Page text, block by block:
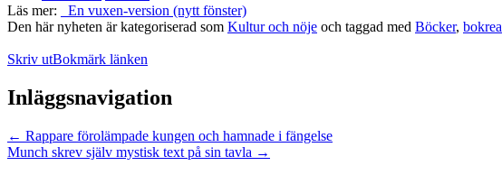
Läs mer:
En vuxen-version (nytt fönster)
Den här nyheten är kategoriserad som Kultur och nöje och taggad med Böcker, bokrea
Skriv utBokmärk länken
Inläggsnavigation
← Rappare förolämpade kungen och hamnade i fängelse
Munch skrev själv mystisk text på sin tavla →